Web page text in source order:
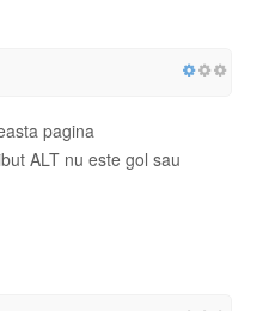
pagina
ALT nu este gol sau